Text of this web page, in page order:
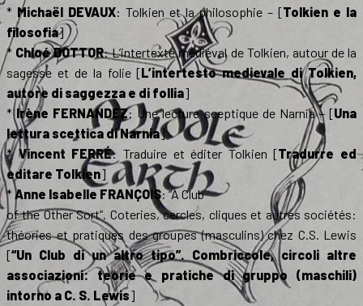
* Michaël DEVAUX: Tolkien et la philosophie – [Tolkien e la
filosofia]
* Chloé DOTTOR: L’intertexte médiéval de Tolkien, autour de la
sagesse et de la folie [L’intertesto medievale di Tolkien,
autore di saggezza e di follia]
* Irène FERNANDEZ: Une lecture sceptique de Narnia – [Una
lettura scettica di Narnia]
*Vincent FERRÉ: Traduire et éditer Tolkien [Tradurre ed
editare Tolkien]
*Anne Isabelle FRANÇOIS: “A Club
of the Other Sort”. Coteries, cercles, cliques et autres sociétés:
théories et pratiques des groupes (masculins) chez C.S. Lewis
[“Un Club di un altro tipo”. Combriccole, circoli altre
associazioni: teorie e pratiche di gruppo (maschili)
intorno a C. S. Lewis]